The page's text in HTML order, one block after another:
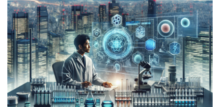
Eksperimen &
Fakta Sains